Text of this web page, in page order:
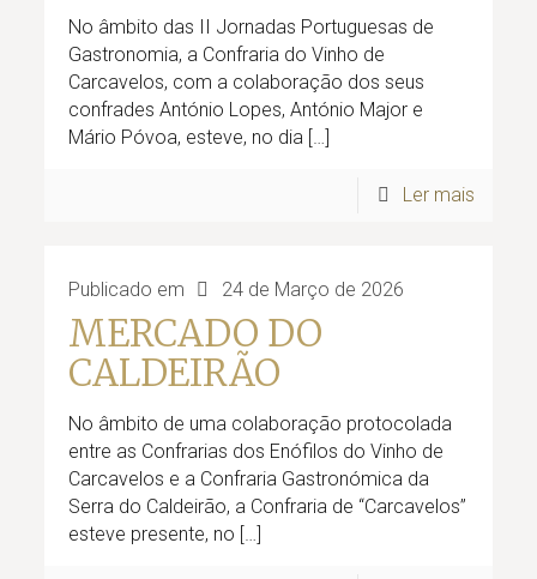
No âmbito das II Jornadas Portuguesas de
Gastronomia, a Confraria do Vinho de
Carcavelos, com a colaboração dos seus
confrades António Lopes, António Major e
Mário Póvoa, esteve, no dia […]
Ler mais
Publicado em 24 de Março de 2026
MERCADO DO
CALDEIRÃO
No âmbito de uma colaboração protocolada
entre as Confrarias dos Enófilos do Vinho de
Carcavelos e a Confraria Gastronómica da
Serra do Caldeirão, a Confraria de “Carcavelos”
esteve presente, no […]